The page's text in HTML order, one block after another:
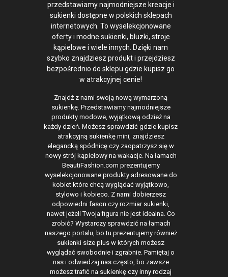
przedstawiamy najmodniejsze kreacje i
sukienki dostępne w polskich sklepach
internetowych. To wyselekcjonowane
oferty i modne sukienki, bluzki, stroje
kąpielowe i wiele innych. Dzięki nam
szybko znajdziesz produkt i przejdziesz
bezpośrednio do sklepu gdzie kupisz go
w atrakcyjnej cenie!
Znajdź z nami swoją nową wymarzoną
sukienkę. Przedstawiamy najmodniejsze
produkty modowe, wyjątkową odzież na
każdy dzień. Możesz sprawdzić gdzie kupisz
atrakcyjną sukienkę mini, znajdziesz
elegancką spódnicę czy zaopatrzysz się w
nowy strój kąpielowy na wakacje. Na łamach
BeautiFashion.com prezentujemy
wyselekcjonowane produkty adresowane do
kobiet które chcą wyglądać wyjątkowo,
stylowo i kobieco. Z nami dobierzesz
odpowiedni fason czy rozmiar sukienki,
nawet jeżeli Twoja figura nie jest idealna. Co
zrobić? Wystarczy sprawdzić na łamach
naszego portalu, bo tu prezentujemy również
sukienki size plus w których możesz
wyglądać swobodnie i zgrabnie. Pamiętaj o
nas i odwiedzaj nas często, bo zawsze
możesz trafić na sukienkę czy inny rodzaj